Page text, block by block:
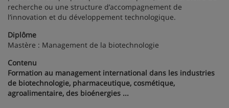
recherche ou une structure d’accompagnement de
l’innovation et du développement technologique.
Diplôme
Mastère : Management de la biotechnologie
Contenu
Formation au management international dans les industries
de biotechnologie, pharmaceutique, cosmétique,
agroalimentaire, des bioénergies ...